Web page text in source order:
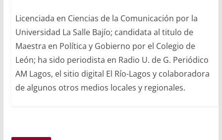
Licenciada en Ciencias de la Comunicación por la
Universidad La Salle Bajío; candidata al titulo de
Maestra en Política y Gobierno por el Colegio de
León; ha sido periodista en Radio U. de G. Periódico
AM Lagos, el sitio digital El Río-Lagos y colaboradora
de algunos otros medios locales y regionales.